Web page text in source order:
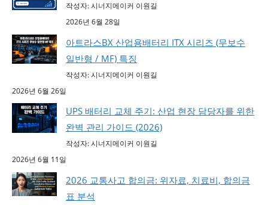
작성자: 시너지메이커 이원길
2026년 6월 28일
아트라스BX 산업용배터리 ITX 시리즈 (무보수
일반형 / MF) 특징
작성자: 시너지메이커 이원길
2026년 6월 26일
UPS 배터리 교체 주기: 산업 현장 담당자를 위한
완벽 관리 가이드 (2026)
작성자: 시너지메이커 이원길
2026년 6월 11일
2026 교통사고 합의금: 위자료, 치료비, 합의금
표 분석